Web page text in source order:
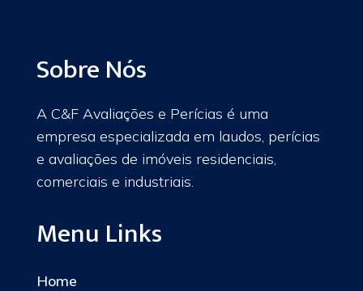
Sobre Nós
A C&F Avaliações e Perícias é uma
empresa especializada em laudos, perícias
e avaliações de imóveis residenciais,
comerciais e industriais.
Menu Links
Home